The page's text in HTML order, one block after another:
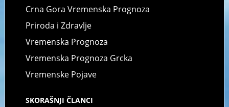
Crna Gora Vremenska Prognoza
Priroda i Zdravlje
Vremenska Prognoza
Vremenska Prognoza Grcka
Vremenske Pojave
SKORAŠNJI ČLANCI